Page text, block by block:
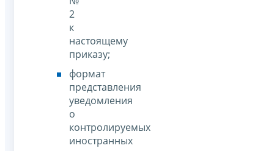
2
к
настоящему
приказу;
формат
представления
уведомления
о
контролируемых
иностранных